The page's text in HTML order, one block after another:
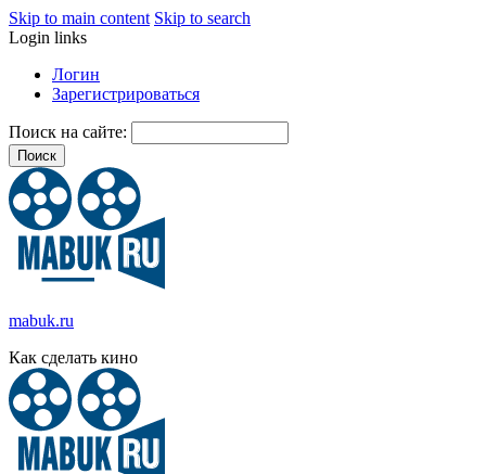
Skip to main content Skip to search
Login links
Логин
Зарегистрироваться
Поиск на сайте:
mabuk.ru
Как сделать кино